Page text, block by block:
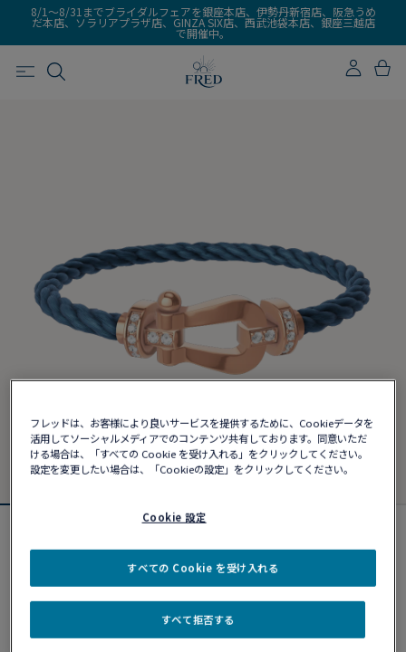
8/1～8/31までブライダルフェアを銀座本店、伊勢丹新宿店、阪急うめ
だ本店、ソラリアプラザ店、GINZA SIX店、西武池袋本店、銀座三越店
で開催中。
フォース10ブレスレット
カスタマイズ
フレッドは、お客様により良いサービスを提供するために、Cookieデータを
活用してソーシャルメディアでのコンテンツ共有しております。同意いただ
ける場合は、「すべての Cookie を受け入れる」をクリックしてください。
設定を変更したい場合は、「Cookieの設定」をクリックしてください。
Cookie 設定
すべて拒否する
すべての Cookie を受け入れる